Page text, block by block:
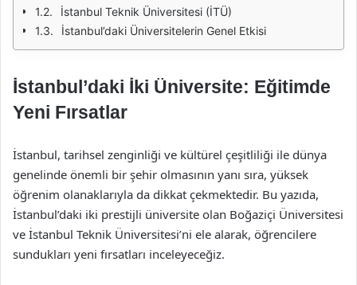
İstanbul Teknik Üniversitesi (İTÜ)
İstanbul’daki Üniversitelerin Genel Etkisi
İstanbul’daki İki Üniversite: Eğitimde
Yeni Fırsatlar
İstanbul, tarihsel zenginliği ve kültürel çeşitliliği ile dünya
genelinde önemli bir şehir olmasının yanı sıra, yüksek
öğrenim olanaklarıyla da dikkat çekmektedir. Bu yazıda,
İstanbul’daki iki prestijli üniversite olan Boğaziçi Üniversitesi
ve İstanbul Teknik Üniversitesi’ni ele alarak, öğrencilere
sundukları yeni fırsatları inceleyeceğiz.